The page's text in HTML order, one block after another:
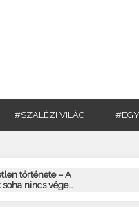
#SZALÉZI VILÁG
története – A
nincs vége…